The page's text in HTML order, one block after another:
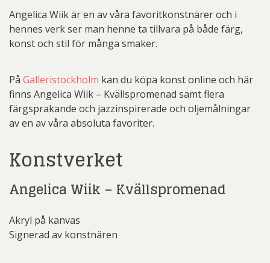
Angelica Wiik är en av våra favoritkonstnärer och i
hennes verk ser man henne ta tillvara på både färg,
konst och stil för många smaker.
På Galleristockholm kan du köpa konst online och här
finns Angelica Wiik – Kvällspromenad samt flera
färgsprakande och jazzinspirerade och oljemålningar
av en av våra absoluta favoriter.
Konstverket
Angelica Wiik – Kvällspromenad
Akryl på kanvas
Signerad av konstnären